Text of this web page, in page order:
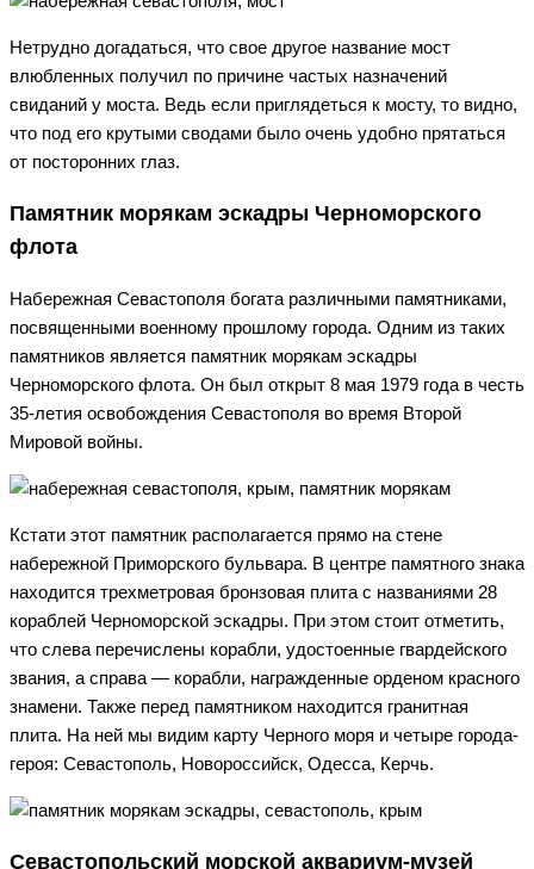
Нетрудно догадаться, что свое другое название мост
влюбленных получил по причине частых назначений
свиданий у моста. Ведь если приглядеться к мосту, то видно,
что под его крутыми сводами было очень удобно прятаться
от посторонних глаз.
Памятник морякам эскадры Черноморского
флота
Набережная Севастополя богата различными памятниками,
посвященными военному прошлому города. Одним из таких
памятников является памятник морякам эскадры
Черноморского флота. Он был открыт 8 мая 1979 года в честь
35-летия освобождения Севастополя во время Второй
Мировой войны.
Кстати этот памятник располагается прямо на стене
набережной Приморского бульвара. В центре памятного знака
находится трехметровая бронзовая плита с названиями 28
кораблей Черноморской эскадры. При этом стоит отметить,
что слева перечислены корабли, удостоенные гвардейского
звания, а справа — корабли, награжденные орденом красного
знамени. Также перед памятником находится гранитная
плита. На ней мы видим карту Черного моря и четыре города-
героя: Севастополь, Новороссийск, Одесса, Керчь.
Севастопольский морской аквариум-музей